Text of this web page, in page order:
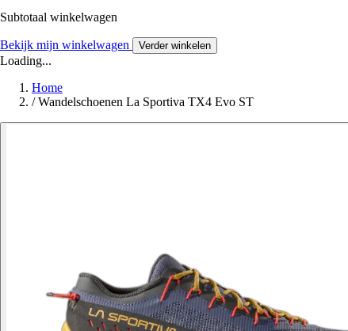
Subtotaal winkelwagen
Bekijk mijn winkelwagen Verder winkelen
Loading...
Home
/ Wandelschoenen La Sportiva TX4 Evo ST